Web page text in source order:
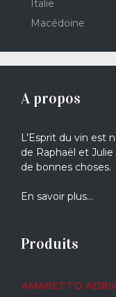
Italie
Macédoine
A propos
L’Esprit du vin est
de Raphaël et
de bonnes choses.
En savoir plus…
Produits
AMARETTO